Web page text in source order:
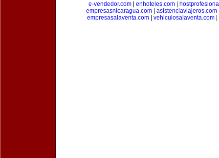
e-vendedor.com| enhoteles.com|
empresasnicaragua.com| asistenciaviajeros.com
empresasalaventa.com| vehiculosalaventa.com|